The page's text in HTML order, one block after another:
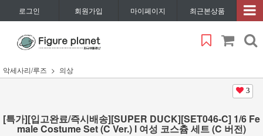
로그인 회원가입 마이페이지 최근본상품
악세사리/루즈 의상
3
[특가][입고완료/즉시배송][SUPER DUCK][SET046-C] 1/6 Fe
male Costume Set (C Ver.) l 여성 코스츔 세트 (C 버전)